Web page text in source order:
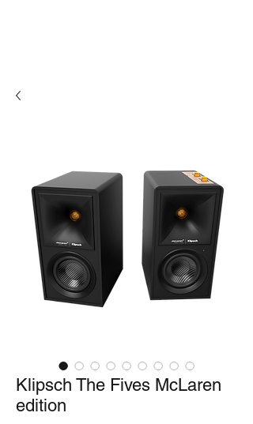
Klipsch The Fives McLaren
edition